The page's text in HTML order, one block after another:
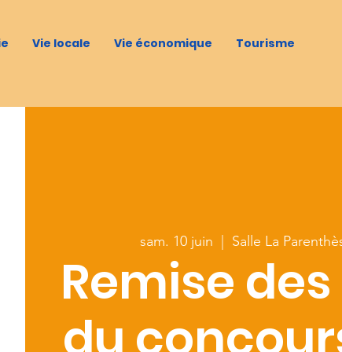
Vie locale Vie économique Tourisme
sam. 10 juin Salle La
Remise